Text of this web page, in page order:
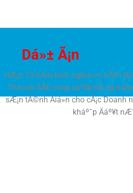
Dá»± Ã¡n
HÆ¡n 10 nÄm kinh nghiá»m trÃªn
Thá»nh ÄÃ£ cung cáº¥p hÃ ng
sÆ¡n tÄ©nh Äiá»n cho cÃ¡c Doanh
kháº¯p Äáº¥t